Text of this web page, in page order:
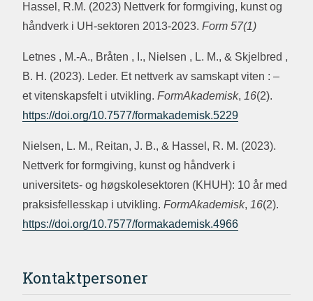
Hassel, R.M. (2023) Nettverk for formgiving, kunst og
håndverk i UH-sektoren 2013-2023. Form 57(1)
Letnes , M.-A., Bråten , I., Nielsen , L. M., & Skjelbred ,
B. H. (2023). Leder. Et nettverk av samskapt viten : –
et vitenskapsfelt i utvikling. FormAkademisk, 16(2).
https://doi.org/10.7577/formakademisk.5229
Nielsen, L. M., Reitan, J. B., & Hassel, R. M. (2023).
Nettverk for formgiving, kunst og håndverk i
universitets- og høgskolesektoren (KHUH): 10 år med
praksisfellesskap i utvikling. FormAkademisk, 16(2).
https://doi.org/10.7577/formakademisk.4966
Kontaktpersoner